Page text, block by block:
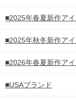
■2025年春夏新作ア
■2025年秋冬新作ア
■2026年春夏新作ア
■USAブランド